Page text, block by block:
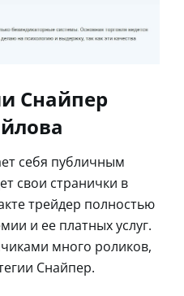
Снайпер
себя публичным
свои странички в
трейдер полностью
и ее платных услуг.
много роликов,
Снайпер.